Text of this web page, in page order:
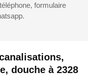
douche à 2328
formulaire